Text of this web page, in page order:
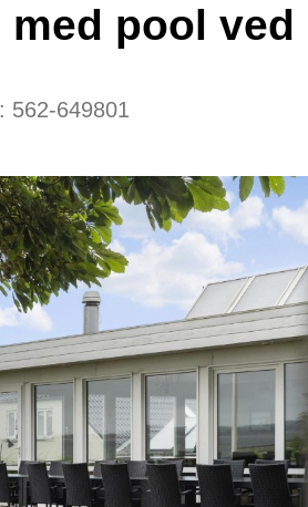
pool
562-649801